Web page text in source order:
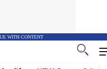
WITH CONTENT